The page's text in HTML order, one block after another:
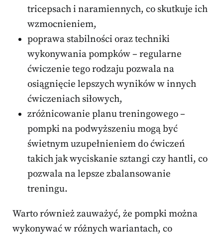
tricepsach i naramiennych, co skutkuje ich
wzmocnieniem,
poprawa stabilności oraz techniki
wykonywania pompków – regularne
ćwiczenie tego rodzaju pozwala na
osiągnięcie lepszych wyników w innych
ćwiczeniach siłowych,
zróżnicowanie planu treningowego –
pompki na podwyższeniu mogą być
świetnym uzupełnieniem do ćwiczeń
takich jak wyciskanie sztangi czy hantli, co
pozwala na lepsze zbalansowanie
treningu.
Warto również zauważyć, że pompki można
wykonywać w różnych wariantach, co